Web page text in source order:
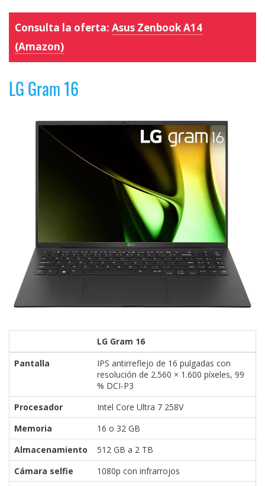
Consulta la oferta: Asus Zenbook A14
(Amazon)
LG Gram 16
LG Gram 16
Pantalla
IPS antirreflejo de 16 pulgadas con
resolución de 2.560 × 1.600 píxeles, 99
% DCI-P3
Procesador
Intel Core Ultra 7 258V
Memoria
16 o 32 GB
Almacenamiento
512 GB a 2 TB
Cámara selfie
1080p con infrarrojos